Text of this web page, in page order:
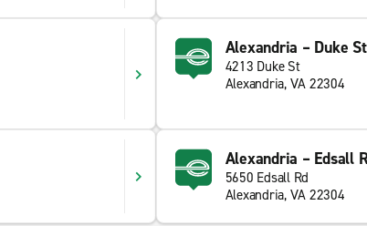
Alexandria – Duke
4213 Duke St
Alexandria, VA 22304
Alexandria – Edsall
5650 Edsall Rd
Alexandria, VA 22304